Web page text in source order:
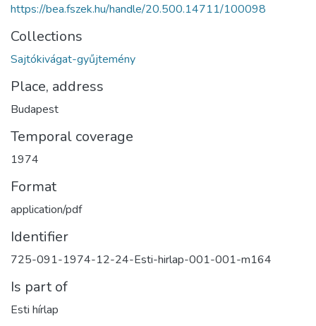
https://bea.fszek.hu/handle/20.500.14711/100098
Collections
Sajtókivágat-gyűjtemény
Place, address
Budapest
Temporal coverage
1974
Format
application/pdf
Identifier
725-091-1974-12-24-Esti-hirlap-001-001-m164
Is part of
Esti hírlap